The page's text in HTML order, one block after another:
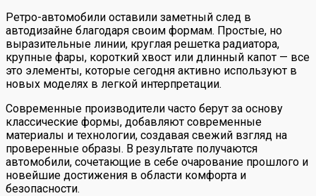
Ретро-автомобили оставили заметный след в
автодизайне благодаря своим формам. Простые, но
выразительные линии, круглая решетка радиатора,
крупные фары, короткий хвост или длинный капот — все
это элементы, которые сегодня активно используют в
новых моделях в легкой интерпретации.
Современные производители часто берут за основу
классические формы, добавляют современные
материалы и технологии, создавая свежий взгляд на
проверенные образы. В результате получаются
автомобили, сочетающие в себе очарование прошлого и
новейшие достижения в области комфорта и
безопасности.